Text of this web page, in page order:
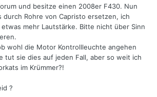
und besitze einen 2008er F430. Nun
durch Rohre von Capristo ersetzen, ich
mehr Lautstärke. Bitte nicht über Sinn
wohl die Motor Kontrollleuchte angehen
tut sie dies auf jeden Fall, aber so weit ich
im Krümmer?!
?